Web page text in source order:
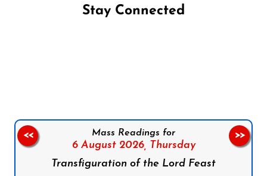
Stay Connected
Mass Readings for
6 August 2026, Thursday
Transfiguration of the Lord Feast
<< >>